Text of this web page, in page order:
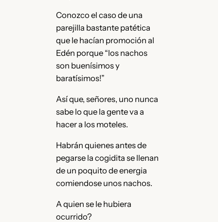
Conozco el caso de una
parejilla bastante patética
que le hacían promoción al
Edén porque “los nachos
son buenísimos y
baratísimos!”
Así que, señores, uno nunca
sabe lo que la gente va a
hacer a los moteles.
Habrán quienes antes de
pegarse la cogidita se llenan
de un poquito de energia
comiendose unos nachos.
A quien se le hubiera
ocurrido?